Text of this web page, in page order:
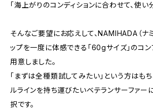
「海上がりのコンディションに合わせて、使い
そんなご要望にお応えして、NAMIHADA（ナ
ップを一度に体感できる「60gサイズ」のコン
用意しました。
「まずは全種類試してみたい」という方はもち
ルラインを持ち運びたいベテランサーファー
択です。